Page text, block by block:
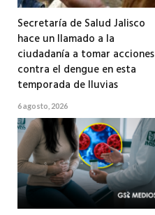
Secretaría de Salud Jalisco
hace un llamado a la
ciudadanía a tomar acciones
contra el dengue en esta
temporada de lluvias
6 agosto, 2026